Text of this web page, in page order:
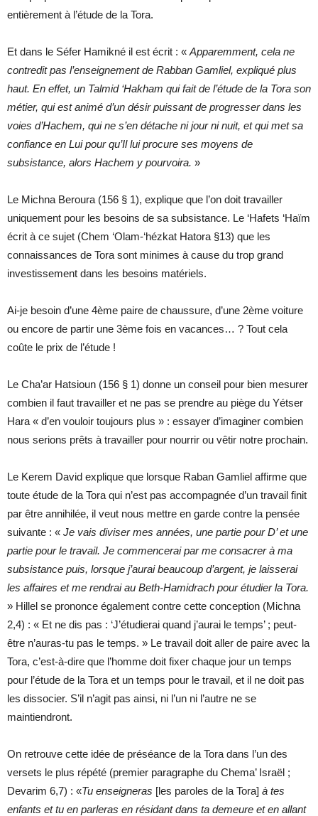
entièrement à l’étude de la Tora.
Et dans le Séfer Hamikné il est écrit : « Apparemment, cela ne
contredit pas l’enseignement de Rabban Gamliel, expliqué plus
haut. En effet, un Talmid ‘Hakham qui fait de l’étude de la Tora son
métier, qui est animé d’un désir puissant de progresser dans les
voies d’Hachem, qui ne s’en détache ni jour ni nuit, etqui met sa
confiance en Lui pour qu’Il lui procure ses moyens de
subsistance, alors Hachem y pourvoira. »
Le Michna Beroura (156 § 1), explique que l’on doit travailler
uniquement pour les besoins de sa subsistance. Le ‘Hafets ‘Haïm
écrit à ce sujet (Chem ‘Olam-‘hézkat Hatora §13) que les
connaissances de Tora sont minimes à cause du trop grand
investissement dans les besoins matériels.
Ai-je besoin d’une 4ème paire de chaussure, d’une 2ème voiture
ou encore de partir une 3ème fois en vacances… ? Tout cela
coûte le prix de l’étude !
Le Cha’ar Hatsioun (156 § 1) donne un conseil pour bien mesurer
combien il faut travailler et ne pas se prendre au piège du Yétser
Hara « d’en vouloir toujours plus » : essayer d’imaginer combien
nous serions prêts à travailler pour nourrir ou vêtir notre prochain.
Le Kerem David explique que lorsque Raban Gamliel affirme que
toute étude de la Tora qui n’est pas accompagnée d’un travail finit
par être annihilée, il veut nous mettre en garde contre la pensée
suivante : « Je vais diviser mes années, une partie pour D’ et une
partie pour le travail. Je commencerai par me consacrer à ma
subsistance puis, lorsque j’aurai beaucoup d’argent, je laisserai
les affaires et me rendrai au Beth-Hamidrach pour étudier la Tora.
» Hillel se prononce également contre cette conception (Michna
2,4) : « Et ne dis pas : ‘J’étudierai quand j’aurai le temps’ ; peut-
être n’auras-tu pas le temps. » Le travail doit aller de paire avec la
Tora, c’est-à-dire que l’homme doit fixer chaque jour un temps
pour l’étude de la Tora et un temps pour le travail, et il ne doit pas
les dissocier. S’il n’agit pas ainsi, ni l’un ni l’autre ne se
maintiendront.
On retrouve cette idée de préséance de la Tora dans l’un des
versets le plus répété (premier paragraphe du Chema’ Israël ;
Devarim 6,7) : «Tu enseigneras [les paroles de la Tora] à tes
enfants et tu en parleras en résidant dans ta demeure et en allant